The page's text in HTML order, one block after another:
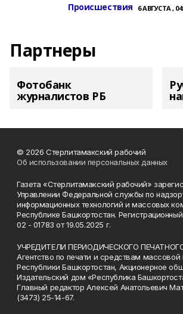
Происшествия 6 АВГУСТА ,
Партнеры
Фотобанк
журналистов РБ
© 2026 Стерлитамакский рабочий
Об использовании персональных данных
Газета «Стерлитамакский рабочий»
Управлении Федеральной службы по
информационных технологий и массовых
Республике Башкортостан.
02 - 01783 от 19.05.2025 г.
УЧРЕДИТЕЛИ ПЕРИОДИЧЕСКОГО
Агентство по печати и средствам
Республики Башкортостан, Акционерное
Издательский дом «Республика
Главный редактор Алексей Анатольевич
(3473) 25-14-67.